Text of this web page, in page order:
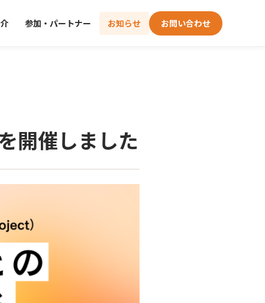
参加・パートナー お知らせ お問い合わせ
開催しました